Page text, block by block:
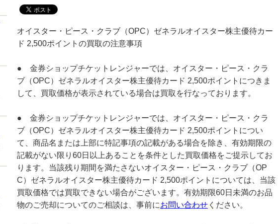
オイスター・ピース・クラブ（OPC）ゼネラルオイスター株主優待カー
ド 2,500ポイントの買取の注意事項
● 金券ショップチケットレンジャーでは、オイスター・ピース・クラ
ブ（OPC）ゼネラルオイスター株主優待カード 2,500ポイントにつきま
して、買取価格が表示されている場合は買取を行なっております。
● 金券ショップチケットレンジャーでは、オイスター・ピース・クラ
ブ（OPC）ゼネラルオイスター株主優待カード 2,500ポイントについ
て、商品名または上部に特記事項の記載がある場合を除き、有効期限の
記載がない限り60日以上あることを条件とした買取価格をご提示してお
ります。当該残り期間を満たさないオイスター・ピース・クラブ（OP
C）ゼネラルオイスター株主優待カード 2,500ポイントについては、当該
買取価格では買取できない場合がございます。有効期限60日未満のお品
物のご売却についてのご相談は、事前にお問い合わせ ください。